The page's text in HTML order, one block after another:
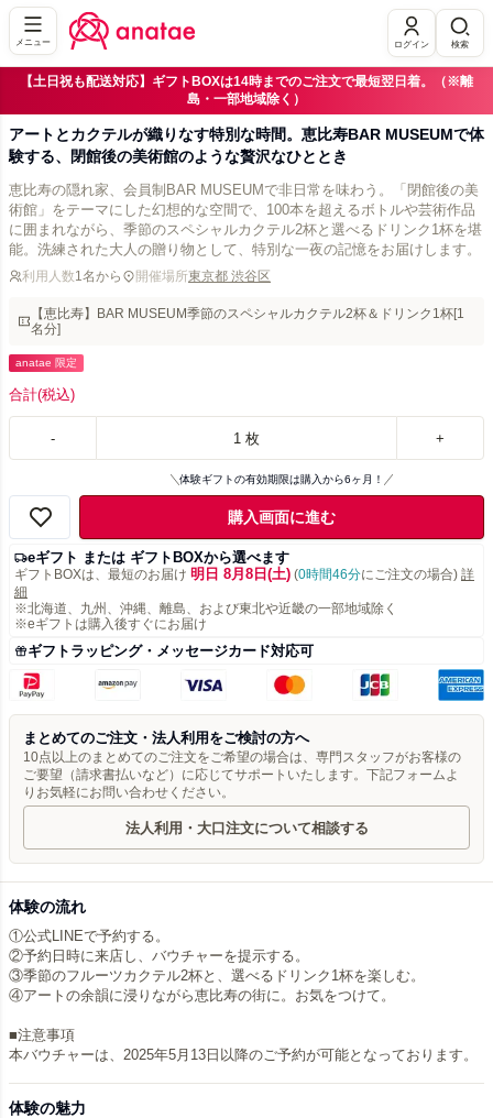
メニュー ログイン 検索
【土日祝も配送対応】ギフトBOXは14時までのご注文で最短翌日着。（※離
島・一部地域除く）
アートとカクテルが織りなす特別な時間。恵比寿BAR MUSEUMで体
験する、閉館後の美術館のような贅沢なひととき
恵比寿の隠れ家、会員制BAR MUSEUMで非日常を味わう。「閉館後の美
術館」をテーマにした幻想的な空間で、100本を超えるボトルや芸術作品
に囲まれながら、季節のスペシャルカクテル2杯と選べるドリンク1杯を堪
能。洗練された大人の贈り物として、特別な一夜の記憶をお届けします。
利用人数1名から 開催場所東京都 渋谷区
【恵比寿】BAR MUSEUM季節のスペシャルカクテル2杯＆ドリンク1杯[1
名分]
anatae 限定
合計(税込)
- 1 枚 +
体験ギフトの有効期限は購入から6ヶ月！
購入画面に進む
eギフト または ギフトBOXから選べます
ギフトBOXは、最短のお届け 明日 8月8日(土) (0時間46分にご注文の場合) 詳
細
※北海道、九州、沖縄、離島、および東北や近畿の一部地域除く
※eギフトは購入後すぐにお届け
ギフトラッピング・メッセージカード対応可
まとめてのご注文・法人利用をご検討の方へ
10点以上のまとめてのご注文をご希望の場合は、専門スタッフがお客様の
ご要望（請求書払いなど）に応じてサポートいたします。下記フォームよ
りお気軽にお問い合わせください。
法人利用・大口注文について相談する
体験の流れ
①公式LINEで予約する。
②予約日時に来店し、バウチャーを提示する。
③季節のフルーツカクテル2杯と、選べるドリンク1杯を楽しむ。
④アートの余韻に浸りながら恵比寿の街に。お気をつけて。
■注意事項
本バウチャーは、2025年5月13日以降のご予約が可能となっております。
体験の魅力